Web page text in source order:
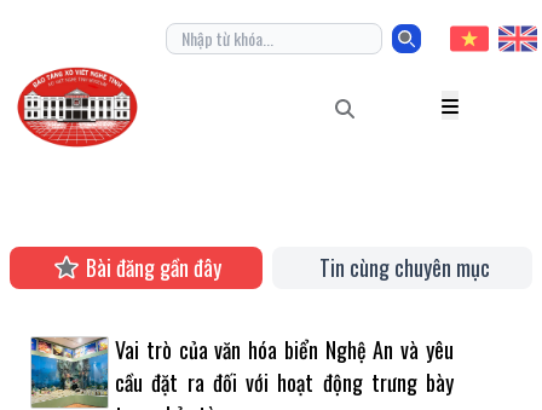
Bài đăng gần đây Tin cùng chuyên mục
Vai trò của văn hóa biển Nghệ An và yêu
cầu đặt ra đối với hoạt động trưng bày